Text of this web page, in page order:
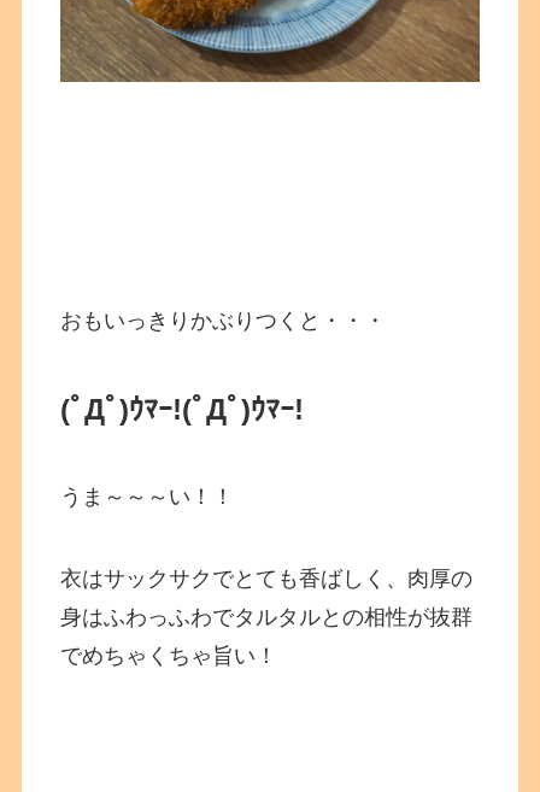
おもいっきりかぶりつくと・・・
(ﾟДﾟ)ｳﾏｰ!(ﾟДﾟ)ｳﾏｰ!
うま～～～い！！
衣はサックサクでとても香ばしく、肉厚の
身はふわっふわでタルタルとの相性が抜群
でめちゃくちゃ旨い！